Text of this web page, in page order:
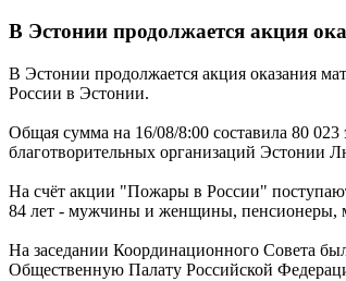
В Эстонии продолжается акция
В Эстонии продолжается акция оказания
России в Эстонии.
Общая сумма на 16/08/8:00 составила 80
благотворительных организаций Эстонии
На счёт акции "Пожары в России"
84 лет - мужчины и женщины, пенсионеры,
На заседании Координационного Совета
Общественную Палату Российской